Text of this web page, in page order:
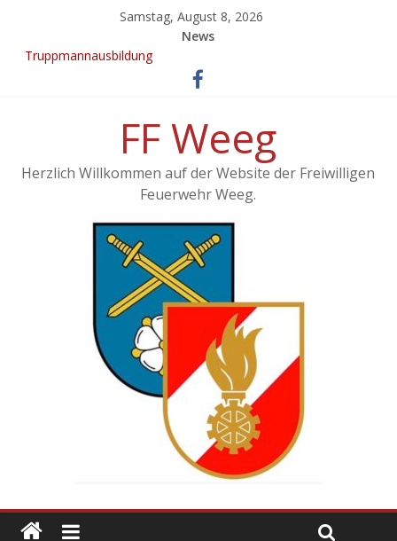
Samstag, August 8, 2026
News
Truppmannausbildung
Ergebnisse vom 21. KuppelCup
EINSATZ: Brand landwirtschaftliches Objekt – Haag/Hausruck
Übung – Alarmstufe 3FF Weeg
Herzlich Willkommen auf der Website der Freiwilligen
Feuerwehr Weeg.